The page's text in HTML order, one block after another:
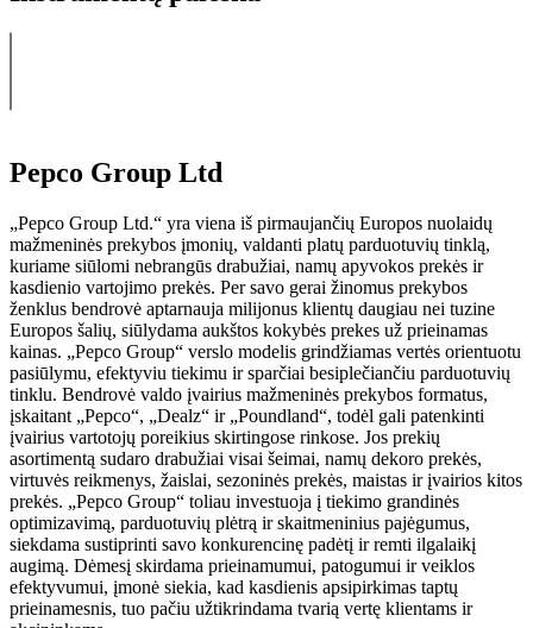
Pepco Group Ltd
„Pepco Group Ltd.“ yra viena iš pirmaujančių Europos nuolaidų
mažmeninės prekybos įmonių, valdanti platų parduotuvių tinklą,
kuriame siūlomi nebrangūs drabužiai, namų apyvokos prekės ir
kasdienio vartojimo prekės. Per savo gerai žinomus prekybos
ženklus bendrovė aptarnauja milijonus klientų daugiau nei tuzine
Europos šalių, siūlydama aukštos kokybės prekes už prieinamas
kainas. „Pepco Group“ verslo modelis grindžiamas vertės orientuotu
pasiūlymu, efektyviu tiekimu ir sparčiai besiplečiančiu parduotuvių
tinklu. Bendrovė valdo įvairius mažmeninės prekybos formatus,
įskaitant „Pepco“, „Dealz“ ir „Poundland“, todėl gali patenkinti
įvairius vartotojų poreikius skirtingose rinkose. Jos prekių
asortimentą sudaro drabužiai visai šeimai, namų dekoro prekės,
virtuvės reikmenys, žaislai, sezoninės prekės, maistas ir įvairios kitos
prekės. „Pepco Group“ toliau investuoja į tiekimo grandinės
optimizavimą, parduotuvių plėtrą ir skaitmeninius pajėgumus,
siekdama sustiprinti savo konkurencinę padėtį ir remti ilgalaikį
augimą. Dėmesį skirdama prieinamumui, patogumui ir veiklos
efektyvumui, įmonė siekia, kad kasdienis apsipirkimas taptų
prieinamesnis, tuo pačiu užtikrindama tvarią vertę klientams ir